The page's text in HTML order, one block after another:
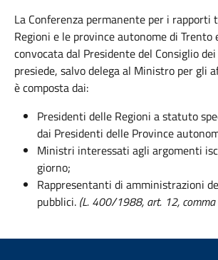
La Conferenza permanente per i rapporti
Regioni e le province autonome di Trento
convocata dal Presidente del Consiglio
presiede, salvo delega al Ministro per gli
è composta dai:
Presidenti delle Regioni a statuto
dai Presidenti delle Province
Ministri interessati agli argomenti
giorno;
Rappresentanti di amministrazioni
pubblici. (L. 400/1988, art. 12, comma